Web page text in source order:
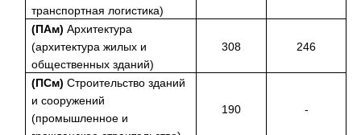
транспортная логистика)
(ПАм) Архитектура
(архитектура жилых и
общественных зданий)
308 246
(ПСм) Строительство зданий
и сооружений
(промышленное и
190 -